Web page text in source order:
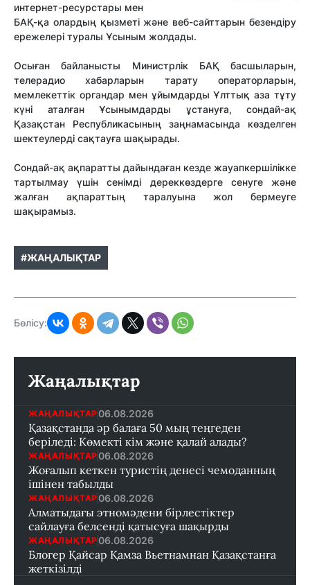
интернет-ресурстары мен
БАҚ-қа олардың қызметі және веб-сайттарын безендіру
ережелері туралы Ұсыным жолдады.
Осыған байланысты Министрлік БАҚ басшыларын,
телерадио хабарларын тарату операторларын,
мемлекеттік органдар мен ұйымдарды Ұлттық аза тұту
күні аталған Ұсынымдарды ұстануға, сондай-ақ
Қазақстан Республикасының заңнамасында көзделген
шектеулерді сақтауға шақырады.
Сондай-ақ ақпаратты дайындаған кезде жауапкершілікке
тартылмау үшін сенімді дереккөздерге сенуге және
жалған ақпараттың таралуына жол бермеуге
шақырамыз.
#ЖАҢАЛЫҚТАР
Бөлісу:
Жаңалықтар
ЖАҢАЛЫҚТАР 06.08.2026
Қазақстанда әр балаға 50 мың теңгеден
беріледі: Көмекті кім және қалай алады?
ЖАҢАЛЫҚТАР 06.08.2026
Жоғалып кеткен туристің денесі чемоданның
ішінен табылды
ЖАҢАЛЫҚТАР 06.08.2026
Алматыдағы этномәдени бірлестіктер
сайлауға белсенді қатысуға шақырды
ЖАҢАЛЫҚТАР 06.08.2026
Блогер Қайсар Қамза Вьетнамнан Қазақстанға
жеткізілді